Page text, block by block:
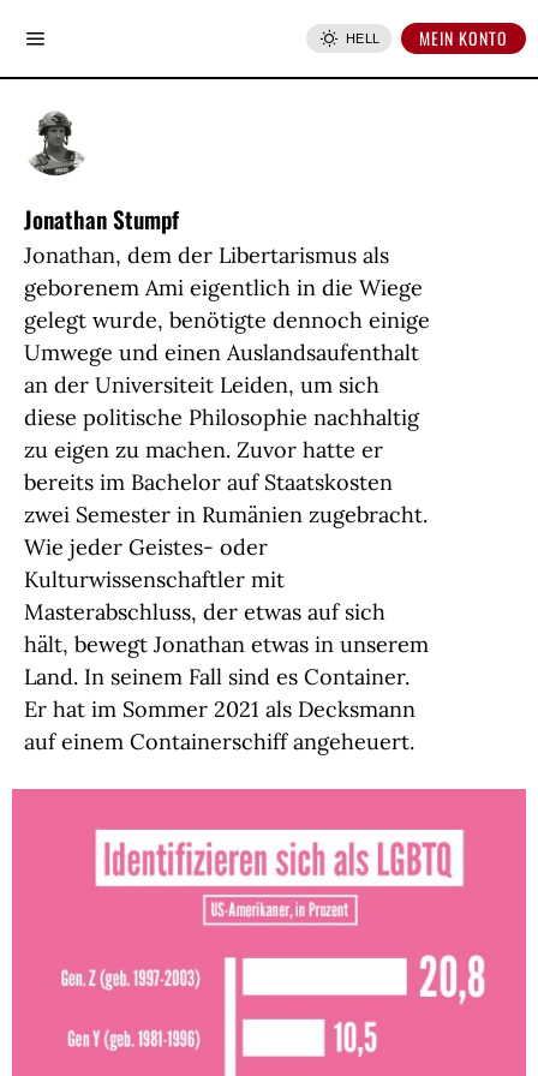
HELL MEIN KONTO
Jonathan Stumpf
Jonathan, dem der Libertarismus als
geborenem Ami eigentlich in die Wiege
gelegt wurde, benötigte dennoch einige
Umwege und einen Auslandsaufenthalt
an der Universiteit Leiden, um sich
diese politische Philosophie nachhaltig
zu eigen zu machen. Zuvor hatte er
bereits im Bachelor auf Staatskosten
zwei Semester in Rumänien zugebracht.
Wie jeder Geistes- oder
Kulturwissenschaftler mit
Masterabschluss, der etwas auf sich
hält, bewegt Jonathan etwas in unserem
Land. In seinem Fall sind es Container.
Er hat im Sommer 2021 als Decksmann
auf einem Containerschiff angeheuert.